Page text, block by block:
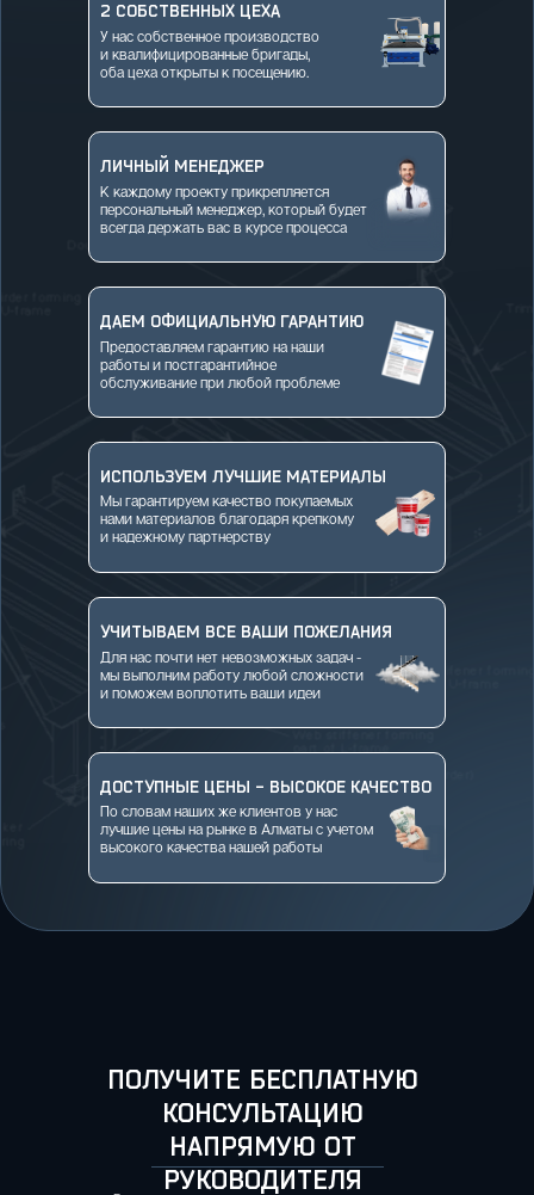
2 СОБСТВЕННЫХ ЦЕХА
У нас собственное производство
и квалифицированные бригады,
оба цеха открыты к посещению.
ЛИЧНЫЙ МЕНЕДЖЕР
К каждому проекту прикрепляется
персональный менеджер, который будет
всегда держать вас в курсе процесса
ДАЕМ ОФИЦИАЛЬНУЮ ГАРАНТИЮ
Предоставляем гарантию на наши
работы и постгарантийное
обслуживание при любой проблеме
ИСПОЛЬЗУЕМ ЛУЧШИЕ МАТЕРИАЛЫ
Мы гарантируем качество покупаемых
нами материалов благодаря крепкому
и надежному партнерству
УЧИТЫВАЕМ ВСЕ ВАШИ ПОЖЕЛАНИЯ
Для нас почти нет невозможных задач -
мы выполним работу любой сложности
и поможем воплотить ваши идеи
ДОСТУПНЫЕ ЦЕНЫ - ВЫСОКОЕ КАЧЕСТВО
По словам наших же клиентов у нас
лучшие цены на рынке в Алматы с учетом
высокого качества нашей работы
ПОЛУЧИТЕ БЕСПЛАТНУЮ
КОНСУЛЬТАЦИЮ
НАПРЯМУЮ ОТ
РУКОВОДИТЕЛЯ